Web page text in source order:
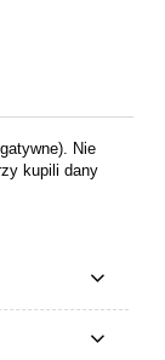
Nie
kupili dany